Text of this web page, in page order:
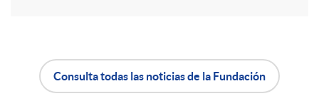
Consulta todas las noticias de la Fundación